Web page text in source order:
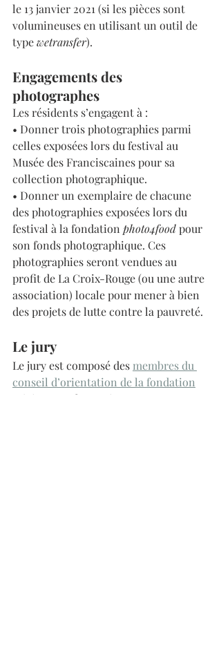
le 13 janvier 2021 (si les pièces sont
volumineuses en utilisant un outil de
type wetransfer).
Engagements des
photographes
Les résidents s’engagent à :
• Donner trois photographies parmi
celles exposées lors du festival au
Musée des Franciscaines pour sa
collection photographique.
• Donner un exemplaire de chacune
des photographies exposées lors du
festival à la fondation photo4food pour
son fonds photographique. Ces
photographies seront vendues au
profit de La Croix-Rouge (ou une autre
association) locale pour mener à bien
des projets de lutte contre la pauvreté.
Le jury
Le jury est composé des membres du
conseil d’orientation de la fondation
rejoint pour l’occasion par Laura